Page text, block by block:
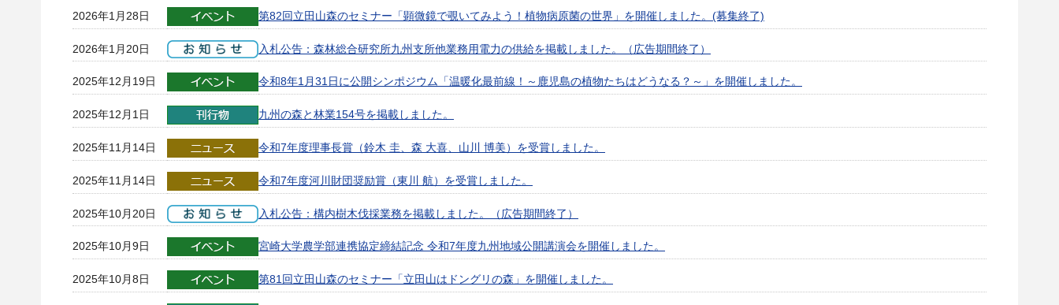
2026年1月28日 第82回立田山森のセミナー「顕微鏡で覗いてみよう！植物病原菌の世界」を開催しました。(募集終了)
2026年1月20日 入札公告：森林総合研究所九州支所他業務用電力の供給を掲載しました。（広告期間終了）
2025年12月19日 令和8年1月31日に公開シンポジウム「温暖化最前線！～鹿児島の植物たちはどうなる？～」を開催しました。
2025年12月1日 九州の森と林業154号を掲載しました。
2025年11月14日 令和7年度理事長賞（鈴木 圭、森 大喜、山川 博美）を受賞しました。
2025年11月14日 令和7年度河川財団奨励賞（東川 航）を受賞しました。
2025年10月20日 入札公告：構内樹木伐採業務を掲載しました。（広告期間終了）
2025年10月9日 宮崎大学農学部連携協定締結記念 令和7年度九州地域公開講演会を開催しました。
2025年10月8日 第81回立田山森のセミナー「立田山はドングリの森」を開催しました。